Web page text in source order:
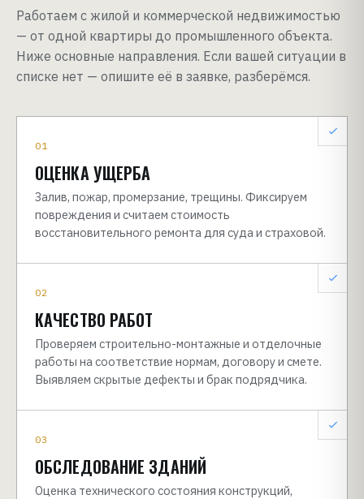
Работаем с жилой и коммерческой недвижимостью
— от одной квартиры до промышленного объекта.
Ниже основные направления. Если вашей ситуации в
списке нет — опишите её в заявке, разберёмся.
01
ОЦЕНКА УЩЕРБА
Залив, пожар, промерзание, трещины. Фиксируем
повреждения и считаем стоимость
восстановительного ремонта для суда и страховой.
02
КАЧЕСТВО РАБОТ
Проверяем строительно-монтажные и отделочные
работы на соответствие нормам, договору и смете.
Выявляем скрытые дефекты и брак подрядчика.
03
ОБСЛЕДОВАНИЕ ЗДАНИЙ
Оценка технического состояния конструкций,